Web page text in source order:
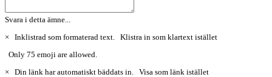
Svara i detta ämne...
× Inklistrad som formaterad text. Klistra in som klartext istället
Only 75 emoji are allowed.
× Din länk har automatiskt bäddats in. Visa som länk istället